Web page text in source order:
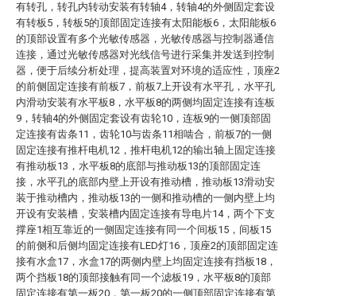
有转孔，转孔内转动安装有转轴4，转轴4的外侧固定套设
有转板5，转板5的顶部固定连接有太阳能板6，太阳能板6
的顶部设置有多个光敏传感器，光敏传感器与控制器通信
连接，通过光敏传感器对光线信号进行采集并发送到控制
器，便于后续分析处理，提高装置对环境的适应性，顶座2
的前侧固定连接有前板7，前板7上开设有水平孔，水平孔
内滑动安装有水平板8，水平板8的两侧均固定连接有连板
9，转轴4的外侧固定套设有齿轮10，连板9的一侧顶部固
定连接有齿条11，齿轮10与齿条11相啮合，前板7的一侧
固定连接有推杆电机12，推杆电机12的输出轴上固定连接
有推动板13，水平板8的底部与推动板13的顶部固定连
接，水平孔的底部内壁上开设有推动槽，推动板13滑动安
装于推动槽内，推动板13的一侧和推动槽的一侧内壁上均
开设有安装槽，安装槽内固定连接有导电片14，两个下支
撑座1相互靠近的一侧固定连接有同一个间板15，间板15
的前侧和后侧均固定连接有LED灯16，顶座2的顶部固定连
接有水盒17，水盒17的两侧内壁上均固定连接有挡板18，
两个挡板18的顶部接触有同一个滤板19，水平板8的顶部
固定连接有第一板20，第一板20的一侧顶部固定连接有第